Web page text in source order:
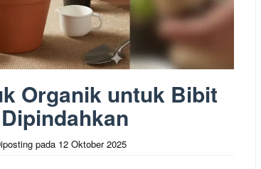
Organik untuk Bibit
pada 12 Oktober 2025